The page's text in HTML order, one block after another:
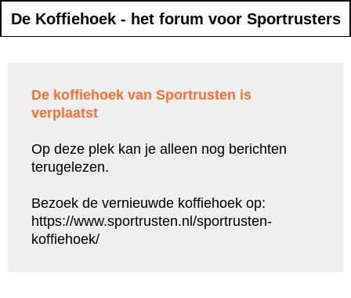
De Koffiehoek - het forum voor Sportrusters
De koffiehoek van Sportrusten is
verplaatst
Op deze plek kan je alleen nog berichten
terugelezen.
Bezoek de vernieuwde koffiehoek op:
https://www.sportrusten.nl/sportrusten-
koffiehoek/